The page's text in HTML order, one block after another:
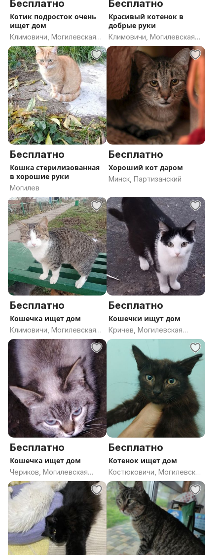
Бесплатно
Котик подросток очень
ищет дом
Климовичи, Могилевская
область
Бесплатно
Красивый котенок в
добрые руки
Климовичи, Могилевская
область
Бесплатно
Кошка стерилизованная
в хорошие руки
Могилев
Бесплатно
Хороший кот даром
Минск, Партизанский
Бесплатно
Кошечка ищет дом
Климовичи, Могилевская
область
Бесплатно
Кошечки ищут дом
Кричев, Могилевская
область
Бесплатно
Кошечка ищет дом
Чериков, Могилевская
область
Бесплатно
Котенок ищет дом
Костюковичи, Могилевская
область